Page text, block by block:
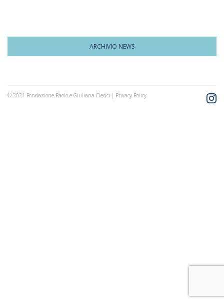
ARCHIVIO NEWS
© 2021 Fondazione Paolo e Giuliana Clerici | Privacy Policy